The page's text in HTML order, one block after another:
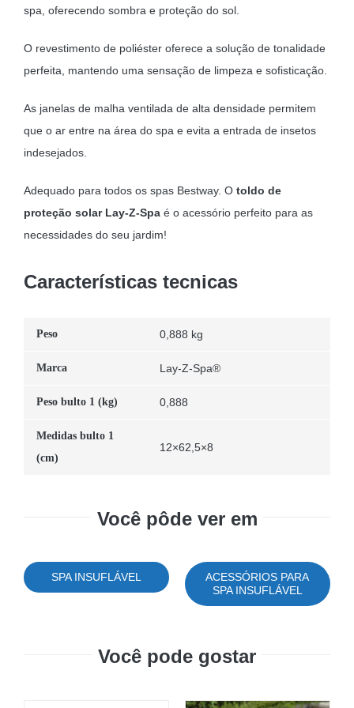
spa, oferecendo sombra e proteção do sol.
O revestimento de poliéster oferece a solução de tonalidade
perfeita, mantendo uma sensação de limpeza e sofisticação.
As janelas de malha ventilada de alta densidade permitem
que o ar entre na área do spa e evita a entrada de insetos
indesejados.
Adequado para todos os spas Bestway. O toldo de
proteção solar Lay-Z-Spaé o acessório perfeito para as
necessidades do seu jardim!
Características tecnicas
Peso 0,888 kg
Marca Lay-Z-Spa®
Peso bulto 1 (kg) 0,888
Medidas bulto 1
(cm)
12×62,5×8
Você pôde ver em
SPA INSUFLÁVEL
ACESSÓRIOS PARA
SPA INSUFLÁVEL
Você pode gostar